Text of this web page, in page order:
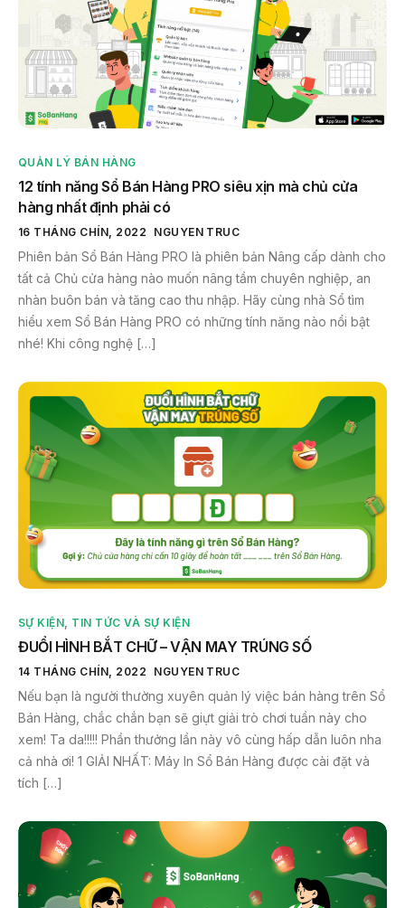
QUẢN LÝ BÁN HÀNG
12 tính năng Sổ Bán Hàng PRO siêu xịn mà chủ cửa
hàng nhất định phải có
16 THÁNG CHÍN, 2022 NGUYEN TRUC
Phiên bản Sổ Bán Hàng PRO là phiên bản Nâng cấp dành cho
tất cả Chủ cửa hàng nào muốn nâng tầm chuyên nghiệp, an
nhàn buôn bán và tăng cao thu nhập. Hãy cùng nhà Sổ tìm
hiểu xem Sổ Bán Hàng PRO có những tính năng nào nổi bật
nhé! Khi công nghệ […]
SỰ KIỆN, TIN TỨC VÀ SỰ KIỆN
ĐUỔI HÌNH BẮT CHỮ – VẬN MAY TRÚNG SỐ
14 THÁNG CHÍN, 2022 NGUYEN TRUC
Nếu bạn là người thường xuyên quản lý việc bán hàng trên Sổ
Bán Hàng, chắc chắn bạn sẽ giựt giải trò chơi tuần này cho
xem! Ta da!!!!! Phần thưởng lần này vô cùng hấp dẫn luôn nha
cả nhà ơi! 1 GIẢI NHẤT: Máy In Sổ Bán Hàng được cài đặt và
tích […]